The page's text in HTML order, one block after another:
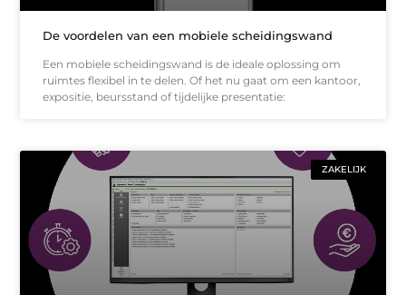
De voordelen van een mobiele scheidingswand
Een mobiele scheidingswand is de ideale oplossing om
ruimtes flexibel in te delen. Of het nu gaat om een kantoor,
expositie, beursstand of tijdelijke presentatie:
ZAKELIJK